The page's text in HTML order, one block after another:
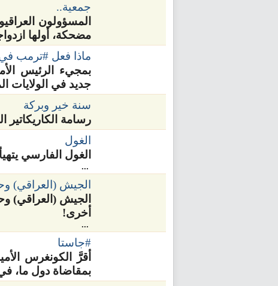
جمعية..
المسؤولون
مضحكة، أولها
ماذا فعل #ترمب في
بمجيء الرئيس
جديد في الولايات
سنة خير وبركة
رسامة الكاريكاتير
الغول
الغول الفارسي
...
الجيش (العراقي)
الجيش (العراقي)
أخرى!
...
#جاستا
أقرَّ الكونغرس
بمقاضاة دول ما،